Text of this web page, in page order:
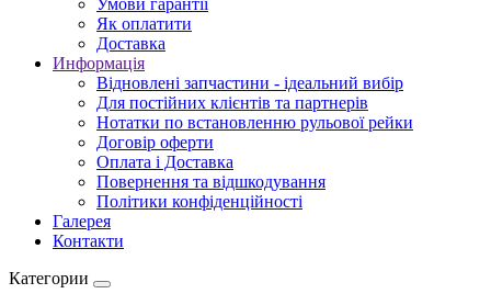
Умови гарантії
Як оплатити
Доставка
Информація
Відновлені запчастини - ідеальний вибір
Для постійних клієнтів та партнерів
Нотатки по встановленню рульової рейки
Договір оферти
Оплата і Доставка
Повернення та відшкодування
Політики конфіденційності
Галерея
Контакти
Категории